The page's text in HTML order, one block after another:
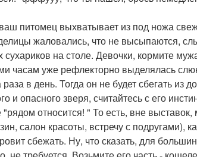
питомец выхватывает из под ножа
жаловались, что не высыпаются,
на столе. Девочки, кормите
часам уже рефлекторно выделялась
в день. Тогда он не будет сбегать из
и опасного зверя, считайтесь с его
относится! " То есть, вне выставок,
салон красоты, встречу с подругами),
сбежать. Ну, что сказать, для